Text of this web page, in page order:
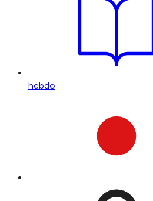
hebdo